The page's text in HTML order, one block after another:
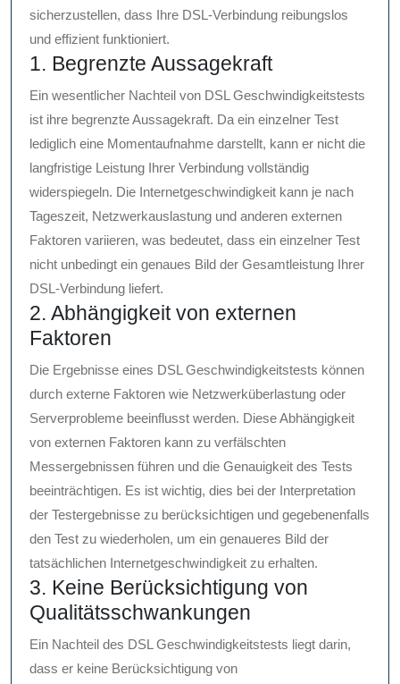
sicherzustellen, dass Ihre DSL-Verbindung reibungslos
und effizient funktioniert.
1. Begrenzte Aussagekraft
Ein wesentlicher Nachteil von DSL Geschwindigkeitstests
ist ihre begrenzte Aussagekraft. Da ein einzelner Test
lediglich eine Momentaufnahme darstellt, kann er nicht die
langfristige Leistung Ihrer Verbindung vollständig
widerspiegeln. Die Internetgeschwindigkeit kann je nach
Tageszeit, Netzwerkauslastung und anderen externen
Faktoren variieren, was bedeutet, dass ein einzelner Test
nicht unbedingt ein genaues Bild der Gesamtleistung Ihrer
DSL-Verbindung liefert.
2. Abhängigkeit von externen
Faktoren
Die Ergebnisse eines DSL Geschwindigkeitstests können
durch externe Faktoren wie Netzwerküberlastung oder
Serverprobleme beeinflusst werden. Diese Abhängigkeit
von externen Faktoren kann zu verfälschten
Messergebnissen führen und die Genauigkeit des Tests
beeinträchtigen. Es ist wichtig, dies bei der Interpretation
der Testergebnisse zu berücksichtigen und gegebenenfalls
den Test zu wiederholen, um ein genaueres Bild der
tatsächlichen Internetgeschwindigkeit zu erhalten.
3. Keine Berücksichtigung von
Qualitätsschwankungen
Ein Nachteil des DSL Geschwindigkeitstests liegt darin,
dass er keine Berücksichtigung von